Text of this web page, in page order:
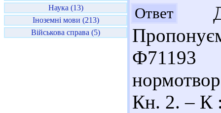
Наука (13)
Іноземні мови (213)
Військова справа (5)
Ответ
Кн. 2. – К